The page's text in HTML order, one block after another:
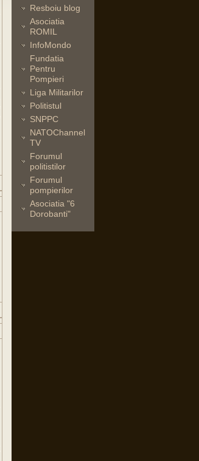
Resboiu blog
Asociatia
ROMIL
InfoMondo
Fundatia
Pentru
Pompieri
Liga Militarilor
Politistul
SNPPC
NATOChannel
TV
Forumul
politistilor
Forumul
pompierilor
Asociatia "6
Dorobanti"